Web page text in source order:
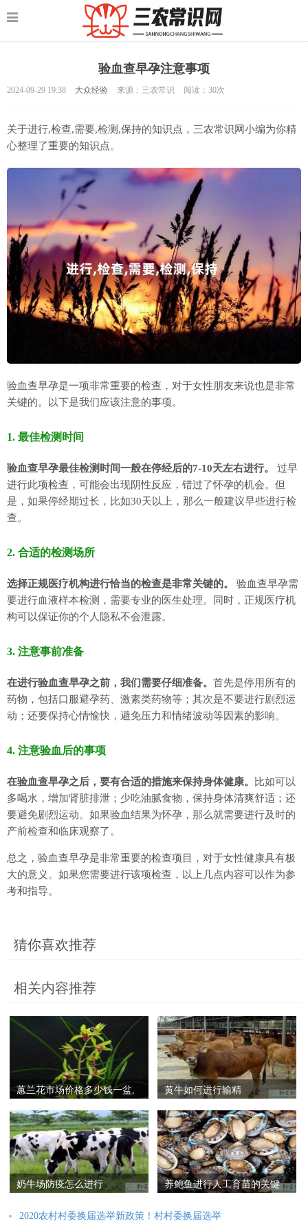
验血查早孕注意事项
2024-09-29 19:38 大众经验 来源：三农常识 阅读： 30次
关于进行,检查,需要,检测,保持的知识点，三农常识网小编为你精
心整理了重要的知识点。
验血查早孕是一项非常重要的检查，对于女性朋友来说也是非常
关键的。以下是我们应该注意的事项。
1. 最佳检测时间
验血查早孕最佳检测时间一般在停经后的7-10天左右进行。 过早
进行此项检查，可能会出现阴性反应，错过了怀孕的机会。但
是，如果停经期过长，比如30天以上，那么一般建议早些进行检
查。
2. 合适的检测场所
选择正规医疗机构进行恰当的检查是非常关键的。
验血查早孕需
要进行血液样本检测，需要专业的医生处理。同时，正规医疗机
构可以保证你的个人隐私不会泄露。
3. 注意事前准备
在进行验血查早孕之前，我们需要仔细准备。 首先是停用所有的
药物，包括口服避孕药、激素类药物等；其次是不要进行剧烈运
动；还要保持心情愉快，避免压力和情绪波动等因素的影响。
4. 注意验血后的事项
在验血查早孕之后，要有合适的措施来保持身体健康。
比如可以
多喝水，增加肾脏排泄；少吃油腻食物，保持身体清爽舒适；还
要避免剧烈运动。如果验血结果为怀孕，那么就需要进行及时的
产前检查和临床观察了。
总之，验血查早孕是非常重要的检查项目，对于女性健康具有极
大的意义。如果您需要进行该项检查，以上几点内容可以作为参
考和指导。
猜你喜欢推荐
相关内容推荐
蕙兰花市场价格多少钱一盆,
黄牛如何进行输精
奶牛场防疫怎么进行
养鲍鱼进行人工育苗的关键
2020农村村委换届选举新政策！村村委换届选举